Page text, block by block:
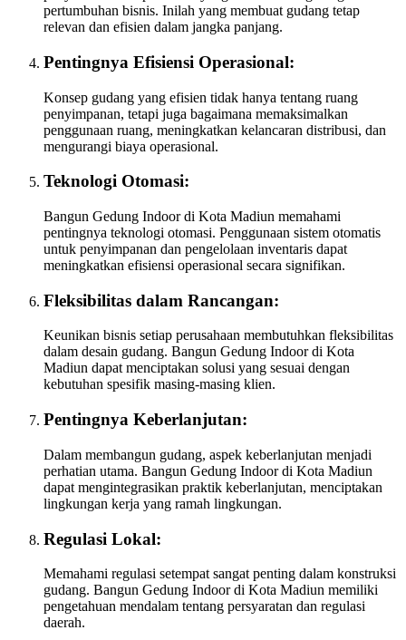
pertumbuhan bisnis. Inilah yang membuat gudang tetap
relevan dan efisien dalam jangka panjang.
Pentingnya Efisiensi Operasional:
Konsep gudang yang efisien tidak hanya tentang ruang
penyimpanan, tetapi juga bagaimana memaksimalkan
penggunaan ruang, meningkatkan kelancaran distribusi, dan
mengurangi biaya operasional.
Teknologi Otomasi:
Bangun Gedung Indoor di Kota Madiun memahami
pentingnya teknologi otomasi. Penggunaan sistem otomatis
untuk penyimpanan dan pengelolaan inventaris dapat
meningkatkan efisiensi operasional secara signifikan.
Fleksibilitas dalam Rancangan:
Keunikan bisnis setiap perusahaan membutuhkan fleksibilitas
dalam desain gudang. Bangun Gedung Indoor di Kota
Madiun dapat menciptakan solusi yang sesuai dengan
kebutuhan spesifik masing-masing klien.
Pentingnya Keberlanjutan:
Dalam membangun gudang, aspek keberlanjutan menjadi
perhatian utama. Bangun Gedung Indoor di Kota Madiun
dapat mengintegrasikan praktik keberlanjutan, menciptakan
lingkungan kerja yang ramah lingkungan.
Regulasi Lokal:
Memahami regulasi setempat sangat penting dalam konstruksi
gudang. Bangun Gedung Indoor di Kota Madiun memiliki
pengetahuan mendalam tentang persyaratan dan regulasi
daerah.